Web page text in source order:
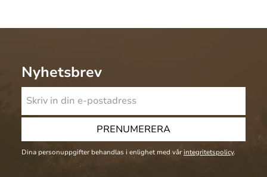
Nyhetsbrev
PRENUMERERA
Dina personuppgifter behandlas i enlighet med vår integritetspolicy.